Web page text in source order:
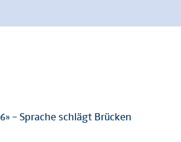
– Sprache schlägt Brücken